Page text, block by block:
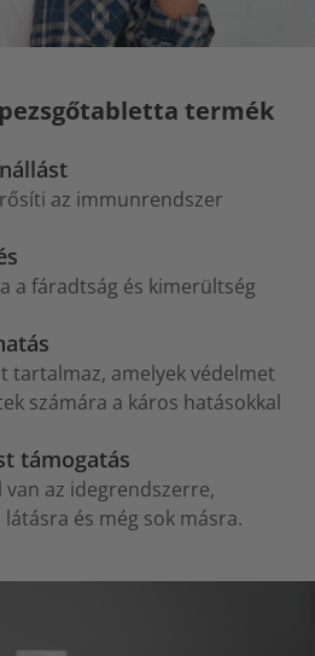
termék
az immunrendszer
a fáradtság és kimerültség
tartalmaz, amelyek védelmet
számára a káros hatásokkal
támogatás
van az idegrendszerre,
és még sok másra.